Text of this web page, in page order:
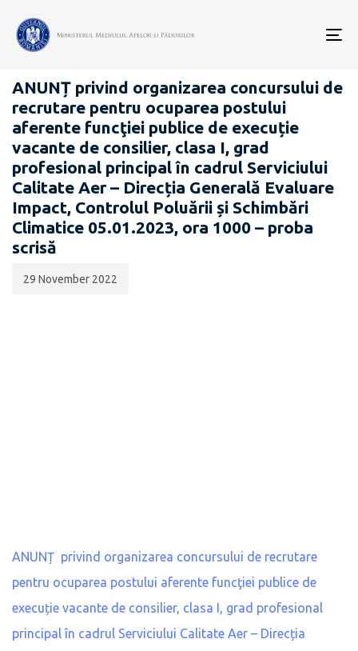
CARIERĂ
ANUNȚ privind organizarea concursului de
recrutare pentru ocuparea postului
aferente funcţiei publice de execuție
vacante de consilier, clasa I, grad
profesional principal în cadrul Serviciului
Calitate Aer – Direcția Generală Evaluare
Impact, Controlul Poluării și Schimbări
Climatice 05.01.2023, ora 1000 – proba
scrisă
publicării:
29 November 2022
ANUNȚ privind organizarea concursului de recrutare
pentru ocuparea postului aferente funcţiei publice de
execuție vacante de consilier, clasa I, grad profesional
principal în cadrul Serviciului Calitate Aer – Direcția